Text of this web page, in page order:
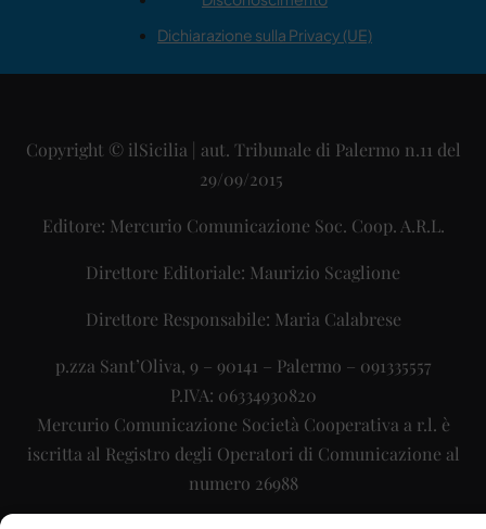
Dichiarazione sulla Privacy (UE)
Copyright © ilSicilia | aut. Tribunale di Palermo n.11 del
29/09/2015
Editore: Mercurio Comunicazione Soc. Coop. A.R.L.
Direttore Editoriale: Maurizio Scaglione
Direttore Responsabile: Maria Calabrese
p.zza Sant’Oliva, 9 – 90141 – Palermo – 091335557
P.IVA: 06334930820
Mercurio Comunicazione Società Cooperativa a r.l. è
iscritta al Registro degli Operatori di Comunicazione al
numero 26988